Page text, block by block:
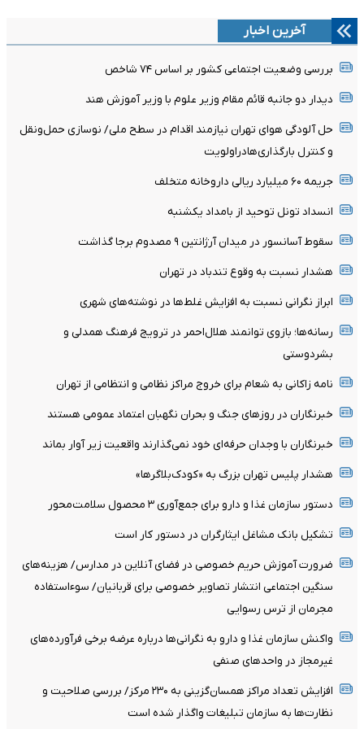
آخرین اخبار
بررسی وضعیت اجتماعی کشور بر اساس ۷۴ شاخص
دیدار دو جانبه قائم مقام وزیر علوم با وزیر آموزش هند
حل آلودگی هوای تهران نیازمند اقدام در سطح ملی/ نوسازی حمل‌ونقل
و کنترل بارگذاری‌هادراولویت
جریمه ۶۰ میلیارد ریالی داروخانه متخلف
انسداد تونل توحید از بامداد یکشنبه
سقوط آسانسور در میدان آرژانتین ۹ مصدوم برجا گذاشت
هشدار نسبت به وقوع تندباد در تهران
ابراز نگرانی نسبت به افزایش غلط‌ها در نوشته‌های شهری
رسانه‌ها؛ بازوی توانمند هلال‌احمر در ترویج فرهنگ همدلی و
بشردوستی
نامه زاکانی به شعام برای خروج مراکز نظامی و انتظامی از تهران
خبرنگاران در روزهای جنگ و بحران نگهبان اعتماد عمومی هستند
خبرنگاران با وجدان حرفه‌ای خود نمی‌گذارند واقعیت زیر آوار بماند
هشدار پلیس تهران بزرگ به «کودک‌بلاگرها»
دستور سازمان غذا و دارو برای جمع‌آوری ۳ محصول سلامت‌محور
تشکیل بانک مشاغل ایثارگران در دستور کار است
ضرورت آموزش حریم خصوصی در فضای آنلاین در مدارس/ هزینه‌های
سنگین اجتماعی انتشار تصاویر خصوصی برای قربانیان/ سوءاستفاده
مجرمان از ترس رسوایی
واکنش سازمان غذا و دارو به نگرانی‌ها درباره عرضه برخی فرآورده‌های
غیرمجاز در واحدهای صنفی
افزایش تعداد مراکز همسان‌گزینی به ۲۳۰ مرکز/ بررسی صلاحیت و
نظارت‌ها به سازمان تبلیغات واگذار شده است